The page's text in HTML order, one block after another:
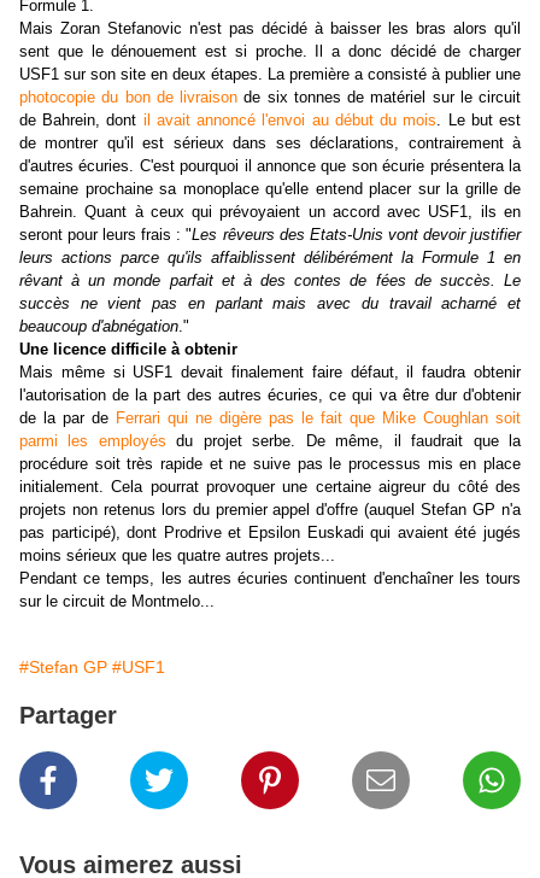
Formule 1.
Mais Zoran Stefanovic n'est pas décidé à baisser les bras alors qu'il
sent que le dénouement est si proche. Il a donc décidé de charger
USF1 sur son site en deux étapes. La première a consisté à publier une
photocopie du bon de livraison de six tonnes de matériel sur le circuit
de Bahrein, dont il avait annoncé l'envoi au début du mois. Le but est
de montrer qu'il est sérieux dans ses déclarations, contrairement à
d'autres écuries. C'est pourquoi il annonce que son écurie présentera la
semaine prochaine sa monoplace qu'elle entend placer sur la grille de
Bahrein. Quant à ceux qui prévoyaient un accord avec USF1, ils en
seront pour leurs frais : "Les rêveurs des Etats-Unis vont devoir justifier
leurs actions parce qu'ils affaiblissent délibérément la Formule 1 en
rêvant à un monde parfait et à des contes de fées de succès. Le
succès ne vient pas en parlant mais avec du travail acharné et
beaucoup d'abnégation."
Une licence difficile à obtenir
Mais même si USF1 devait finalement faire défaut, il faudra obtenir
l'autorisation de la part des autres écuries, ce qui va être dur d'obtenir
de la par de Ferrari qui ne digère pas le fait que Mike Coughlan soit
parmi les employés du projet serbe. De même, il faudrait que la
procédure soit très rapide et ne suive pas le processus mis en place
initialement. Cela pourrat provoquer une certaine aigreur du côté des
projets non retenus lors du premier appel d'offre (auquel Stefan GP n'a
pas participé), dont Prodrive et Epsilon Euskadi qui avaient été jugés
moins sérieux que les quatre autres projets...
Pendant ce temps, les autres écuries continuent d'enchaîner les tours
sur le circuit de Montmelo...
#Stefan GP #USF1
Partager
Vous aimerez aussi